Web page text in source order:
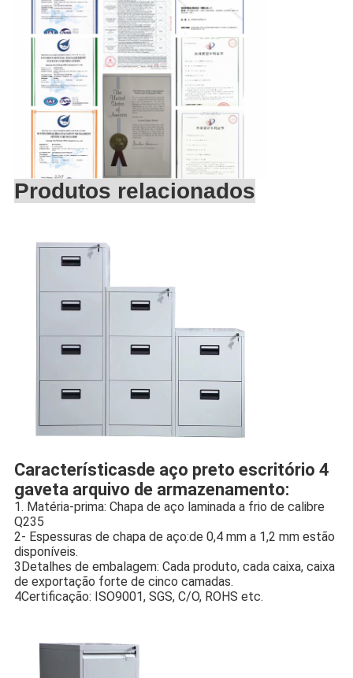
Produtos relacionados
Característicasde aço preto escritório 4
gaveta arquivo de armazenamento:
1. Matéria-prima: Chapa de aço laminada a frio de calibre
Q235
2- Espessuras de chapa de aço:de 0,4 mm a 1,2 mm estão
disponíveis.
3Detalhes de embalagem: Cada produto, cada caixa, caixa
de exportação forte de cinco camadas.
4Certificação: ISO9001, SGS, C/O, ROHS etc.